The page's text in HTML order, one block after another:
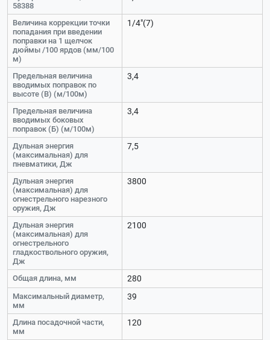
58388
Величина коррекции точки
попадания при введении
поправки на 1 щелчок
дюймы /100 ярдов (мм/100
м)
1/4"(7)
Предельная величина
вводимых поправок по
высоте (В) (м/100м)
3,4
Предельная величина
вводимых боковых
поправок (Б) (м/100м)
3,4
Дульная энергия
(максимальная) для
пневматики, Дж
7,5
Дульная энергия
(максимальная) для
огнестрельного нарезного
оружия, Дж
3800
Дульная энергия
(максимальная) для
огнестрельного
гладкоствольного оружия,
Дж
2100
Общая длина, мм 280
Максимальный диаметр,
мм
39
Длина посадочной части,
мм
120